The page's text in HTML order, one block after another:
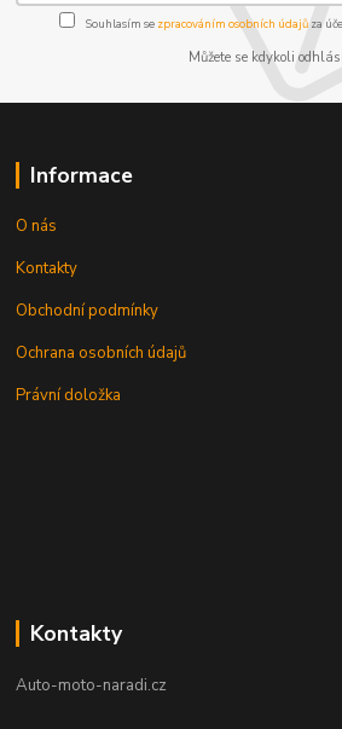
Souhlasím se zpracováním osobních údajůza
Můžete se kdykoli
Informace
O nás
Kontakty
Obchodní podmínky
Ochrana osobních údajů
Právní doložka
Kontakty
Auto-moto-naradi.cz